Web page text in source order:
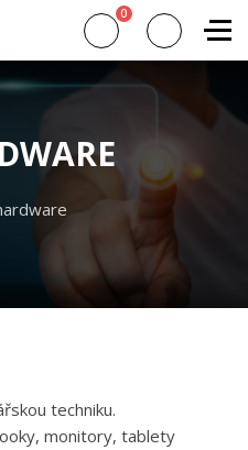
0
techniku.
monitory, tablety